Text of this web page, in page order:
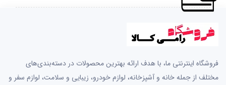
فروشگاه اینترنتی ما، با هدف ارائه بهترین محصولات در دسته‌بندی‌های
مختلف از جمله خانه و آشپزخانه، لوازم خودرو، زیبایی و سلامت، لوازم سفر و